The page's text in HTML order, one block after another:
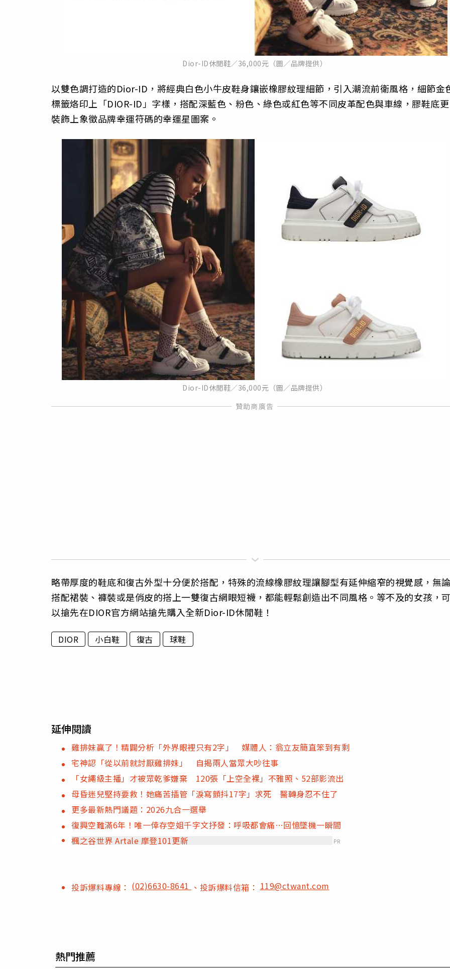
Dior-ID休閒鞋／36,000元（圖／品牌提供）
以雙色調打造的Dior-ID，將經典白色小牛皮鞋身鑲嵌橡膠紋理細節，引入潮流前衛風格，細節金
標籤烙印上「DIOR-ID」字樣，搭配深藍色、粉色、綠色或紅色等不同皮革配色與車線，膠鞋底更
裝飾上象徵品牌幸運符碼的幸運星圖案。
Dior-ID休閒鞋／36,000元（圖／品牌提供）
略帶厚度的鞋底和復古外型十分便於搭配，特殊的流線橡膠紋理讓腳型有延伸縮窄的視覺感，無
搭配裙裝、褲裝或是俏皮的搭上一雙復古網眼短襪，都能輕鬆創造出不同風格。等不及的女孩，
以搶先在DIOR官方網站搶先購入全新Dior-ID休閒鞋！
DIOR 小白鞋 復古 球鞋
延伸閱讀
雞排妹贏了！精闢分析「外界眼裡只有2字」 媒體人：翁立友簡直笨到有剩
宅神認「從以前就討厭雞排妹」 自揭兩人當眾大吵往事
「女繩級主播」才被眾乾爹嫌棄 120張「上空全裸」不雅照、52部影流出
母昏迷兒堅持要救！她痛苦插管「淚寫顫抖17字」求死 醫轉身忍不住了
更多最新熱門議題：2026九合一選舉
復興空難滿6年！唯一倖存空姐千字文抒發：呼吸都會痛…回憶墜機一瞬間
楓之谷世界 Artale 摩登101更新
PR
投訴爆料專線： (02)6630-8641 、投訴爆料信箱：119@ctwant.com
熱門推薦